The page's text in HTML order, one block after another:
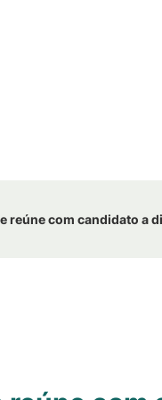
reúne com candidato a